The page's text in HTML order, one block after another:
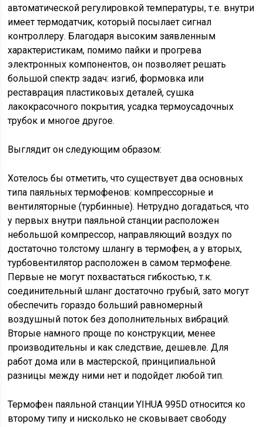
автоматической регулировкой температуры, т.е. внутри
имеет термодатчик, который посылает сигнал
контроллеру. Благодаря высоким заявленным
характеристикам, помимо пайки и прогрева
электронных компонентов, он позволяет решать
большой спектр задач: изгиб, формовка или
реставрация пластиковых деталей, сушка
лакокрасочного покрытия, усадка термоусадочных
трубок и многое другое.
Выглядит он следующим образом:
Хотелось бы отметить, что существует два основных
типа паяльных термофенов: компрессорные и
вентиляторные (турбинные). Нетрудно догадаться, что
у первых внутри паяльной станции расположен
небольшой компрессор, направляющий воздух по
достаточно толстому шлангу в термофен, а у вторых,
турбовентилятор расположен в самом термофене.
Первые не могут похвастаться гибкостью, т.к.
соединительный шланг достаточно грубый, зато могут
обеспечить гораздо больший равномерный
воздушный поток без дополнительных вибраций.
Вторые намного проще по конструкции, менее
производительны и как следствие, дешевле. Для
работ дома или в мастерской, принципиальной
разницы между ними нет и подойдет любой тип.
Термофен паяльной станции YIHUA 995D относится ко
второму типу и нисколько не сковывает свободу